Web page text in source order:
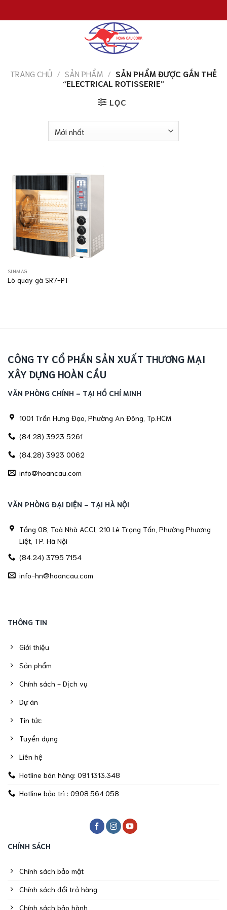
đến
TRANG CHỦ / SẢN PHẨM / SẢN PHẨM ĐƯỢC GẮN THẺ
“ELECTRICAL ROTISSERIE”
LỌC
SINMAG
Lò quay gà SR7-PT
CÔNG TY CỔ PHẦN SẢN XUẤT THƯƠNG MẠI
XÂY DỰNG HOÀN CẦU
VĂN PHÒNG CHÍNH - TẠI HỒ CHÍ MINH
1001 Trần Hưng Đạo, Phường An Đông, Tp.HCM
(84.28) 3923 5261
(84.28) 3923 0062
info@hoancau.com
VĂN PHÒNG ĐẠI DIỆN - TẠI HÀ NỘI
Tầng 08, Toà Nhà ACCI, 210 Lê Trọng Tấn, Phường Phương
Liệt, TP. Hà Nội
(84.24) 3795 7154
info-hn@hoancau.com
THÔNG TIN
Giới thiệu
Sản phẩm
Chính sách - Dịch vụ
Dự án
Tin tức
Tuyển dụng
Liên hệ
Hotline bán hàng: 091.1313.348
Hotline bảo trì : 0908.564.058
CHÍNH SÁCH
Chính sách bảo mật
Chính sách đổi trả hàng
Chính sách bảo hành